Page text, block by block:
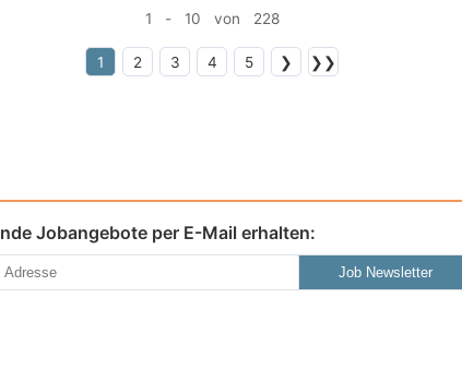
1 - 10 von 228
1 2 3 4 5 ❯ ❯❯
Jobangebote per E-Mail erhalten:
Job Newsletter